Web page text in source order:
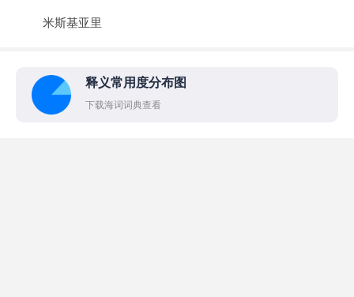
米斯基亚里
释义常用度分布图
下载海词词典查看